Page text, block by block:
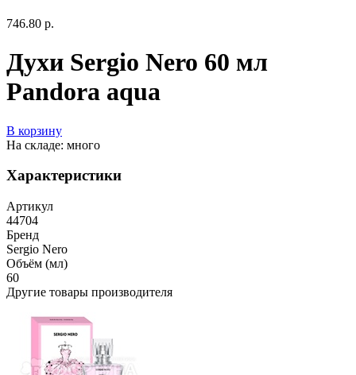
746.80 р.
Духи Sergio Nero 60 мл
Pandora aqua
В корзину
На складе: много
Характеристики
Артикул
44704
Бренд
Sergio Nero
Объём (мл)
60
Другие товары производителя